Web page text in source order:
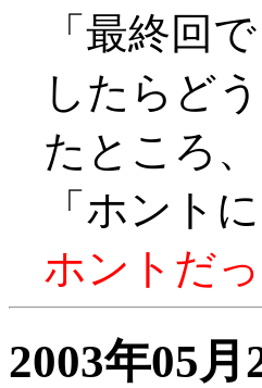
「最終回
したらど
たところ、
「ホント
ホントだ
2003年05月